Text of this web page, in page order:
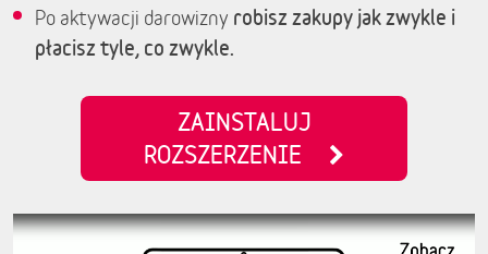
Po aktywacji darowizny robisz zakupy jak zwykle i
płacisz tyle, co zwykle.
ZAINSTALUJ
ROZSZERZENIE